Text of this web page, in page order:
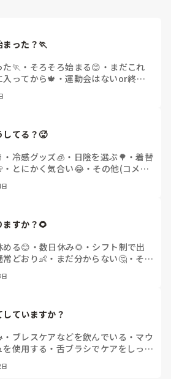
った？🏃
た🏃 ・ そろそろ始まる😊 ・ まだこれ
入ってから🍁 ・運動会はないor終わ
してる？🥵
・ 冷感グッズ🧊 ・ 日陰を選ぶ🌳 ・着替
・ とにかく気合い😂・ その他(コメン
ますか？🌻
める😊 ・ 数日休み🌻 ・ シフト制で出
常どおり👶 ・ まだ分からない🤔・ その
ていますか？
・ ブレスケアなどを飲んでいる ・ マウ
を使用する ・ 舌ブラシでケアをしっか
で教えて下さい)